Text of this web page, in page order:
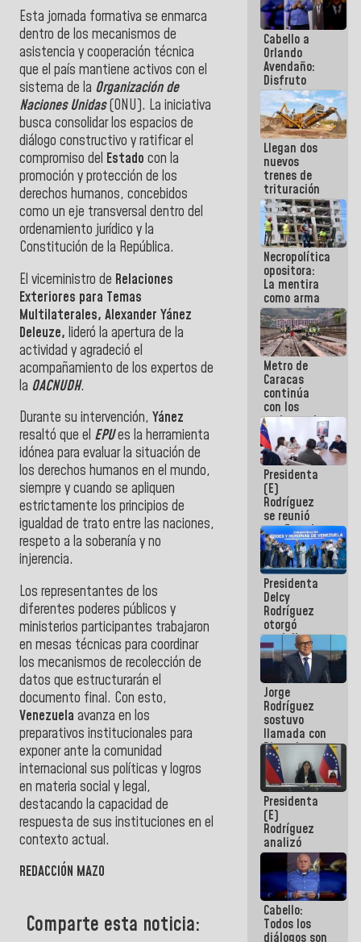
Esta jornada formativa se enmarca
dentro de los mecanismos de
asistencia y cooperación técnica
que el país mantiene activos con el
sistema de la Organización de
Naciones Unidas(ONU). La iniciativa
busca consolidar los espacios de
diálogo constructivo y ratificar el
compromiso del Estado con la
promoción y protección de los
derechos humanos, concebidos
como un eje transversal dentro del
ordenamiento jurídico y la
Constitución de la República.
El viceministro de Relaciones
Exteriores para Temas
Multilaterales, Alexander Yánez
Deleuze, lideró la apertura de la
actividad y agradeció el
acompañamiento de los expertos de
la OACNUDH.
Durante su intervención, Yánez
resaltó que el EPUes la herramienta
idónea para evaluar la situación de
los derechos humanos en el mundo,
siempre y cuando se apliquen
estrictamente los principios de
igualdad de trato entre las naciones,
respeto a la soberanía y no
injerencia.
Los representantes de los
diferentes poderes públicos y
ministerios participantes trabajaron
en mesas técnicas para coordinar
los mecanismos de recolección de
datos que estructurarán el
documento final. Con esto,
Venezuela avanza en los
preparativos institucionales para
exponer ante la comunidad
internacional sus políticas y logros
en materia social y legal,
destacando la capacidad de
respuesta de sus instituciones en el
contexto actual.
REDACCIÓN MAZO
Comparte esta noticia:
Cabello a
Orlando
Avendaño:
Disfruto
cada vez
que escribes
porque lo
que haces
es
embarrarla
Llegan dos
nuevos
trenes de
trituración
para
optimizar
manejo de
escombros
en La Guaira
Necropolítica
opositora:
La mentira
como arma
contra el
Pueblo
Metro de
Caracas
continúa
con los
trabajos de
mantenimiento
e inspección
en la Línea 2
Presidenta
(E)
Rodríguez
se reunió
con Estado
Mayor
Eléctrico
para
abordar
planes de
acción
Presidenta
Delcy
Rodríguez
otorgó
medalla
"Héroe de
Venezuela"
a servidores
públicos
Jorge
Rodríguez
sostuvo
llamada con
Dinorah
Figuera y
acuerdan
primer
encuentro
presencial
para el
diálogo
Presidenta
(E)
Rodríguez
analizó
junto a
gobernadores
planes de
recuperación
del Sistema
Eléctrico
Cabello:
Todos los
diálogos son